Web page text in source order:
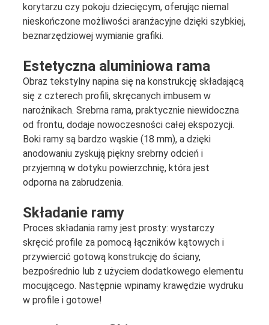
korytarzu czy pokoju dziecięcym, oferując niemal
nieskończone możliwości aranżacyjne dzięki szybkiej,
beznarzędziowej wymianie grafiki.
Estetyczna aluminiowa rama
Obraz tekstylny napina się na konstrukcję składającą
się z czterech profili, skręcanych imbusem w
narożnikach. Srebrna rama, praktycznie niewidoczna
od frontu, dodaje nowoczesności całej ekspozycji.
Boki ramy są bardzo wąskie (18 mm), a dzięki
anodowaniu zyskują piękny srebrny odcień i
przyjemną w dotyku powierzchnię, która jest
odporna na zabrudzenia.
Składanie ramy
Proces składania ramy jest prosty: wystarczy
skręcić profile za pomocą łączników kątowych i
przywiercić gotową konstrukcję do ściany,
bezpośrednio lub z użyciem dodatkowego elementu
mocującego. Następnie wpinamy krawędzie wydruku
w profile i gotowe!